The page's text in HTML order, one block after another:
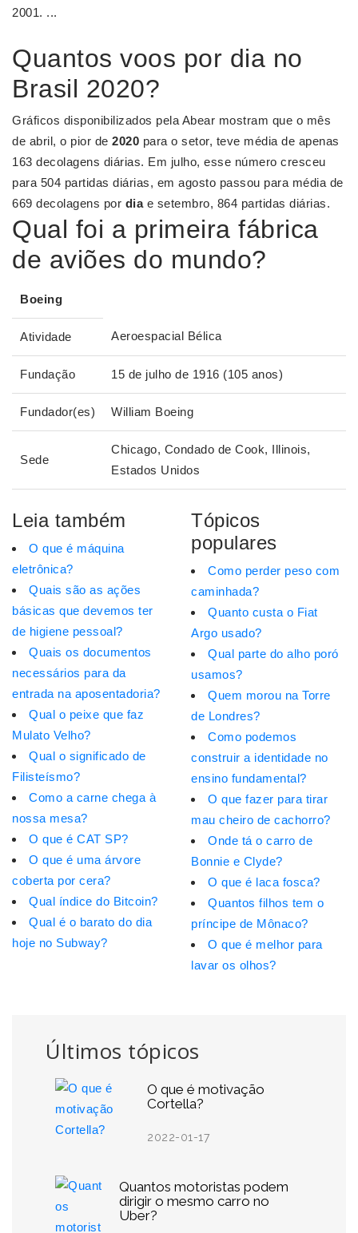
Últimos tópicos
O que é motivação
Cortella?
2022-01-17
Quantos motoristas podem
dirigir o mesmo carro no
Uber?
2001. ...
Quantos voos por dia no
Brasil 2020?
Gráficos disponibilizados pela Abear mostram que o mês
de abril, o pior de 2020 para o setor, teve média de apenas
163 decolagens diárias. Em julho, esse número cresceu
para 504 partidas diárias, em agosto passou para média de
669 decolagens por diae setembro, 864 partidas diárias.
Qual foi a primeira fábrica
de aviões do mundo?
Boeing
Atividade Aeroespacial Bélica
Fundação 15 de julho de 1916 (105 anos)
Fundador(es) William Boeing
Sede
Chicago, Condado de Cook, Illinois,
Estados Unidos
Leia também
O que é máquina
eletrônica?
Quais são as ações
básicas que devemos ter
de higiene pessoal?
Quais os documentos
necessários para da
entrada na aposentadoria?
Qual o peixe que faz
Mulato Velho?
Qual o significado de
Filisteísmo?
Como a carne chega à
nossa mesa?
O que é CAT SP?
O que é uma árvore
coberta por cera?
Qual índice do Bitcoin?
Qual é o barato do dia
hoje no Subway?
Tópicos
populares
Como perder peso com
caminhada?
Quanto custa o Fiat
Argo usado?
Qual parte do alho poró
usamos?
Quem morou na Torre
de Londres?
Como podemos
construir a identidade no
ensino fundamental?
O que fazer para tirar
mau cheiro de cachorro?
Onde tá o carro de
Bonnie e Clyde?
O que é laca fosca?
Quantos filhos tem o
príncipe de Mônaco?
O que é melhor para
lavar os olhos?